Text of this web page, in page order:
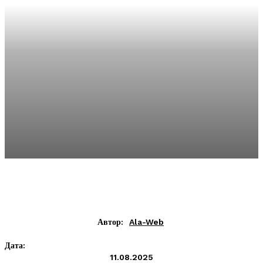
Автор: Ala-Web
Дата:
11.08.2025